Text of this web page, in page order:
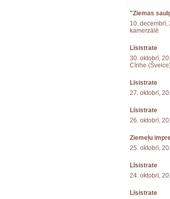
"Ziemas
10. decembrī,
kamerzālē
Līsistrate
30. oktobrī,
Cīrihe
Līsistrate
27. oktobrī,
Līsistrate
26. oktobrī,
Ziemeļu
25. oktobrī,
Līsistrate
24. oktobrī,
Līsistrate